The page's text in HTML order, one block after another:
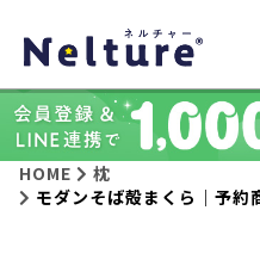
HOME
枕
モダンそば殻まくら｜予約